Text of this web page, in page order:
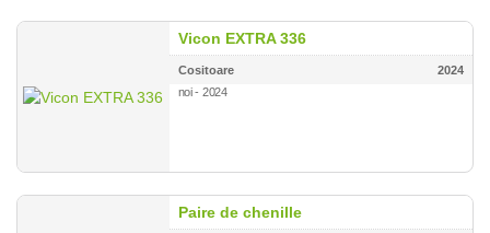
Vicon EXTRA 336
Cositoare
2024
noi - 2024
Paire de chenille